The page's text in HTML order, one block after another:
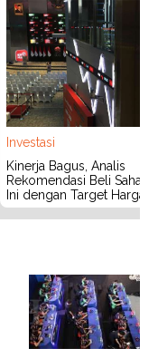
Investasi
Kinerja Bagus, Analis
Rekomendasi Beli Saham
Ini dengan Target Harga